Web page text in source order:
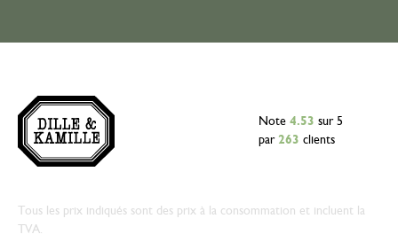
Note 4.53 sur 5
par 263 clients
Tous les prix indiqués sont des prix à la consommation et incluent la
TVA.